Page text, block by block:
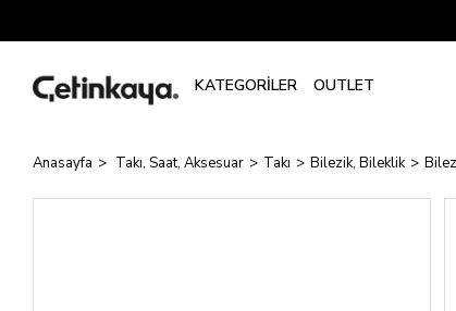
Anasayfa Takı, Saat, Aksesuar Takı Bilezik, Bileklik